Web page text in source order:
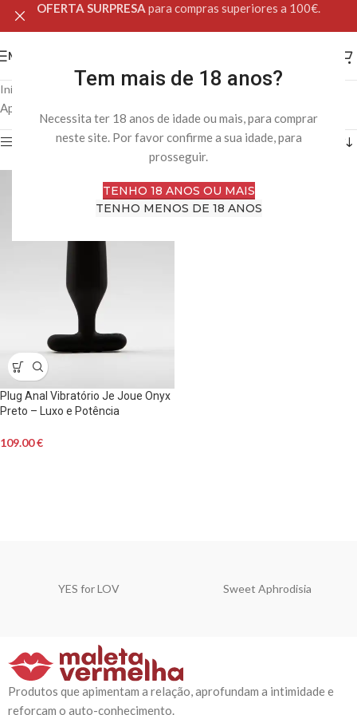
Tem mais de 18 anos?
Necessita ter 18 anos de idade ou mais, para comprar
neste site. Por favor confirme a sua idade, para
prosseguir.
TENHO 18 ANOS OU MAIS
TENHO MENOS DE 18 ANOS
OFERTA SURPRESA para compras superiores a 100€.
MENU
Início Loja Online Produtos etiquetados com “recarregável”
Apenas um resultado
Plug Anal Vibratório Je Joue Onyx
Preto – Luxo e Potência
109.00€
YES for LOV Sweet Aphrodisia
Produtos que apimentam a relação, aprofundam a intimidade e
reforçam o auto-conhecimento.